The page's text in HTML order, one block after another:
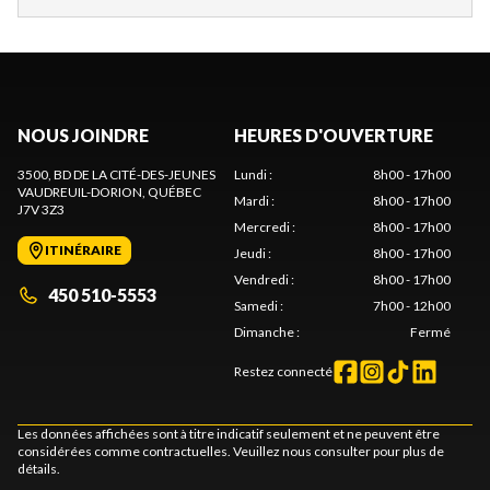
NOUS JOINDRE
3500, BD DE LA CITÉ-DES-JEUNES
VAUDREUIL-DORION, QUÉBEC
J7V 3Z3
ITINÉRAIRE
450 510-5553
HEURES D'OUVERTURE
Lundi:
8h00 - 17h00
Mardi:
8h00 - 17h00
Mercredi:
8h00 - 17h00
Jeudi:
8h00 - 17h00
Vendredi:
8h00 - 17h00
Samedi:
7h00 - 12h00
Dimanche: Fermé
Restez connecté
Les données affichées sont à titre indicatif seulement et ne peuvent être
considérées comme contractuelles. Veuillez nous consulter pour plus de
détails.